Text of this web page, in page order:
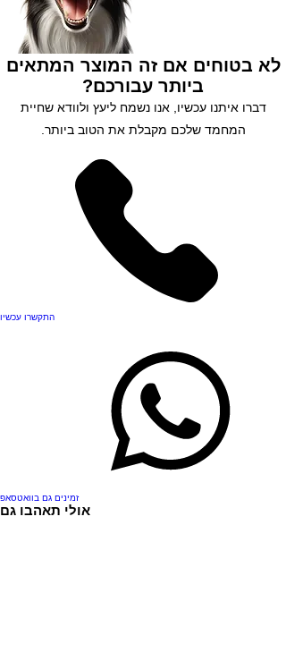
לא בטוחים אם זה המוצר המתאים
ביותר עבורכם?
דברו איתנו עכשיו, אנו נשמח ליעץ ולוודא שחיית
המחמד שלכם מקבלת את הטוב ביותר.
התקשרו עכשיו
זמינים גם בוואטסאפ
אולי תאהבו גם